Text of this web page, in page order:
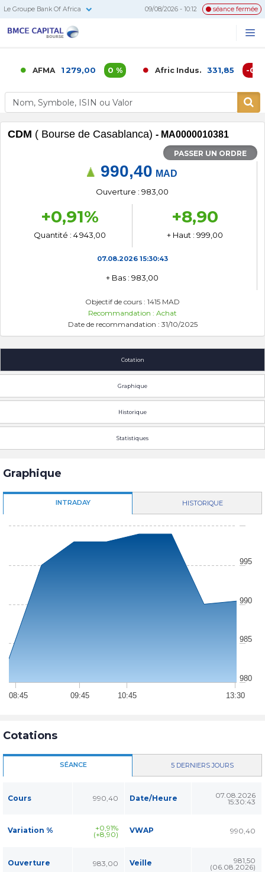
Le Groupe Bank Of Africa 09/08/2026 - 10:12 séance fermée
AFMA 1 279,00 0 % Afric Indus. 331,85 -0,02
CDM ( Bourse de Casablanca) - MA0000010381
PASSER UN ORDRE
990,40 MAD
Ouverture : 983,00
+0,91%
Quantité : 4 943,00
+8,90
+ Haut : 999,00
07.08.2026 15:30:43
+ Bas : 983,00
Objectif de cours : 1415 MAD
Recommandation : Achat
Date de recommandation : 31/10/2025
Cotation
Graphique
Historique
Statistiques
Graphique
INTRADAY HISTORIQUE
08:45 09:45 10:45 13:30
980
985
990
995
Cotations
SÉANCE 5 DERNIERS JOURS
Cours 990,40 Date/Heure 07.08.2026
15:30:43
Variation % +0,91%
(+8,90) VWAP 990,40
Ouverture 983,00 Veille 981,50
(06.08.2026)